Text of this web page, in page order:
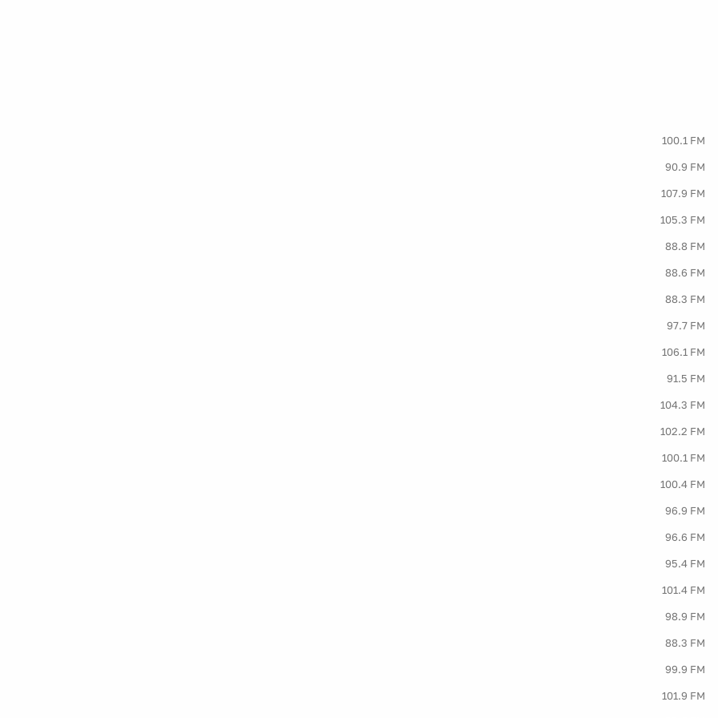
100.1 FM
90.9 FM
107.9 FM
105.3 FM
88.8 FM
88.6 FM
88.3 FM
97.7 FM
106.1 FM
91.5 FM
104.3 FM
102.2 FM
100.1 FM
100.4 FM
96.9 FM
96.6 FM
95.4 FM
101.4 FM
98.9 FM
88.3 FM
99.9 FM
101.9 FM